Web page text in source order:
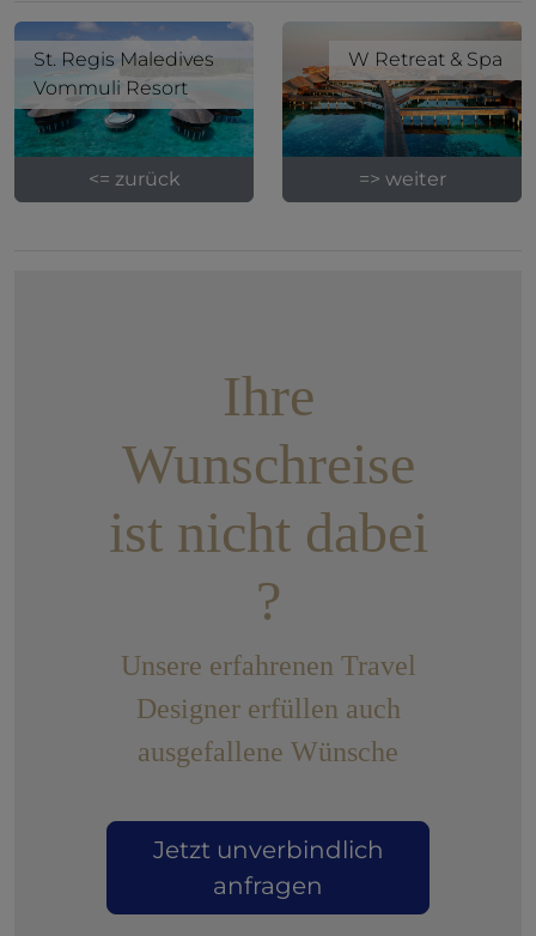
St. Regis Maledives
Vommuli Resort
<= zurück
W Retreat & Spa
=> weiter
Ihre
Wunschreise
ist nicht dabei
?
Unsere erfahrenen Travel
Designer erfüllen auch
ausgefallene Wünsche
Jetzt unverbindlich
anfragen